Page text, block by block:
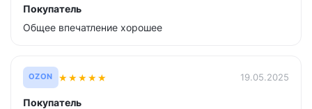
Покупатель
Общее впечатление хорошее
OZON ★★★★★ 19.05.2025
Покупатель